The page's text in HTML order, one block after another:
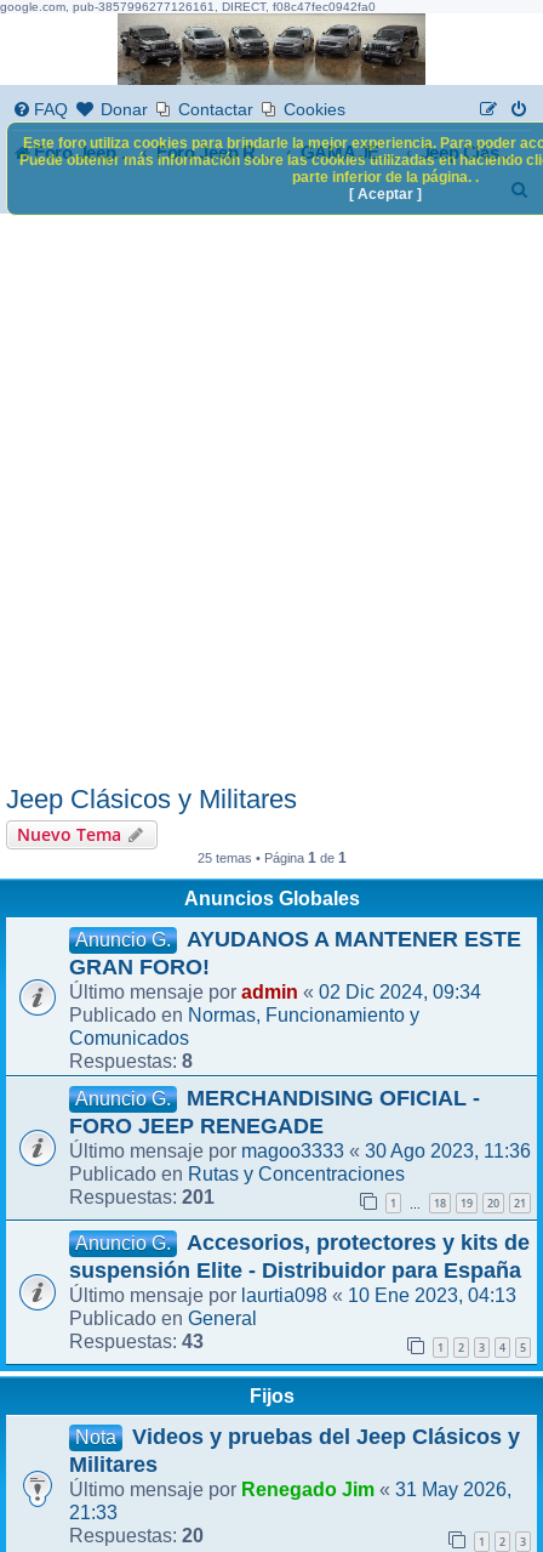
google.com, pub-3857996277126161, DIRECT, f08c47fec0942fa0
FAQ Donar Contactar Cookies
Foro Jeep Renegade Foro Jeep Renegade GAMA JEEP
Jeep Clásicos y Militares
Jeep Clásicos y Militares
Nuevo Tema
25 temas • Página 1 de 1
Anuncios Globales
Anuncio G.
AYUDANOS A MANTENER ESTE
GRAN FORO!
Último mensaje por admin « 02 Dic 2024, 09:34
Publicado en Normas, Funcionamiento y
Comunicados
Respuestas: 8
Anuncio G.
MERCHANDISING OFICIAL -
FORO JEEP RENEGADE
Último mensaje por magoo3333 « 30 Ago 2023, 11:36
Publicado en Rutas y Concentraciones
Respuestas: 201 1 … 18 19 20 21
Anuncio G.
Accesorios, protectores y kits de
suspensión Elite - Distribuidor para España
Último mensaje por laurtia098 « 10 Ene 2023, 04:13
Publicado en General
Respuestas: 43 1 2 3 4 5
Fijos
Nota
Videos y pruebas del Jeep Clásicos y
Militares
Último mensaje por Renegado Jim « 31 May 2026,
21:33
Respuestas: 20 1 2 3
Este foro utiliza cookies para brindarle la mejor experiencia. Para poder
Puede obtener más información sobre las cookies utilizadas en haciendo
parte inferior de la página. .
[ Aceptar ]